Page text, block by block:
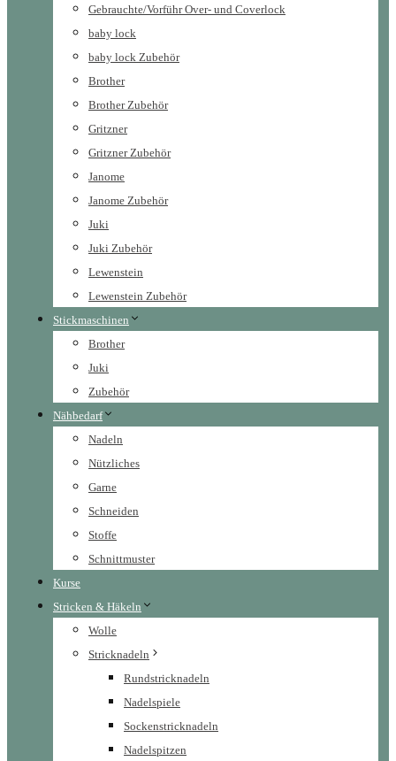
Gebrauchte/Vorführ Over- und Coverlock
baby lock
baby lock Zubehör
Brother
Brother Zubehör
Gritzner
Gritzner Zubehör
Janome
Janome Zubehör
Juki
Juki Zubehör
Lewenstein
Lewenstein Zubehör
Stickmaschinen
Brother
Juki
Zubehör
Nähbedarf
Nadeln
Nützliches
Garne
Schneiden
Stoffe
Schnittmuster
Kurse
Stricken & Häkeln
Wolle
Stricknadeln
Rundstricknadeln
Nadelspiele
Sockenstricknadeln
Nadelspitzen